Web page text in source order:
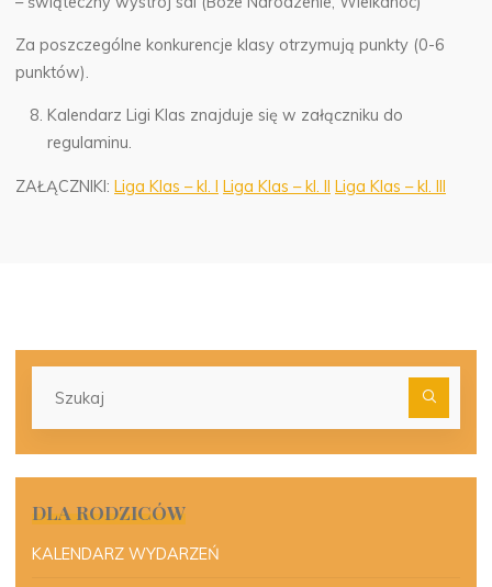
Za poszczególne konkurencje klasy otrzymują punkty (0-6
punktów).
Kalendarz Ligi Klas znajduje się w załączniku do
regulaminu.
ZAŁĄCZNIKI:Liga Klas – kl. I Liga Klas – kl. II Liga Klas – kl. III
DLA RODZICÓW
KALENDARZ WYDARZEŃ